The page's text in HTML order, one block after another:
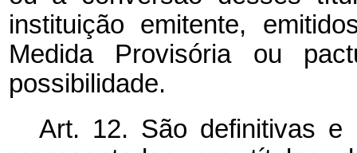
instituição emitente,
Medida Provisória ou
possibilidade.
Art. 12. São definitivas e